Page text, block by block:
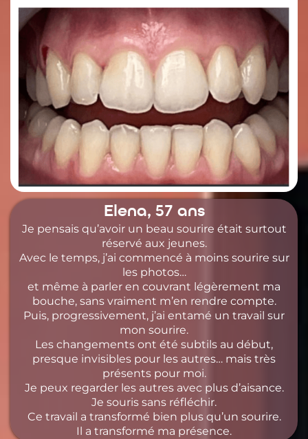
Elena, 57 ans
Je pensais qu’avoir un beau sourire était surtout
réservé aux jeunes.
Avec le temps, j’ai commencé à moins sourire sur
les photos…
et même à parler en couvrant légèrement ma
bouche, sans vraiment m’en rendre compte.
Puis, progressivement, j’ai entamé un travail sur
mon sourire.
Les changements ont été subtils au début,
presque invisibles pour les autres… mais très
présents pour moi.
Je peux regarder les autres avec plus d’aisance.
Je souris sans réfléchir.
Ce travail a transformé bien plus qu’un sourire.
Il a transformé ma présence.